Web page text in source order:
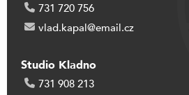
731 720 756
vlad.kapal@email.cz
Studio Kladno
731 908 213